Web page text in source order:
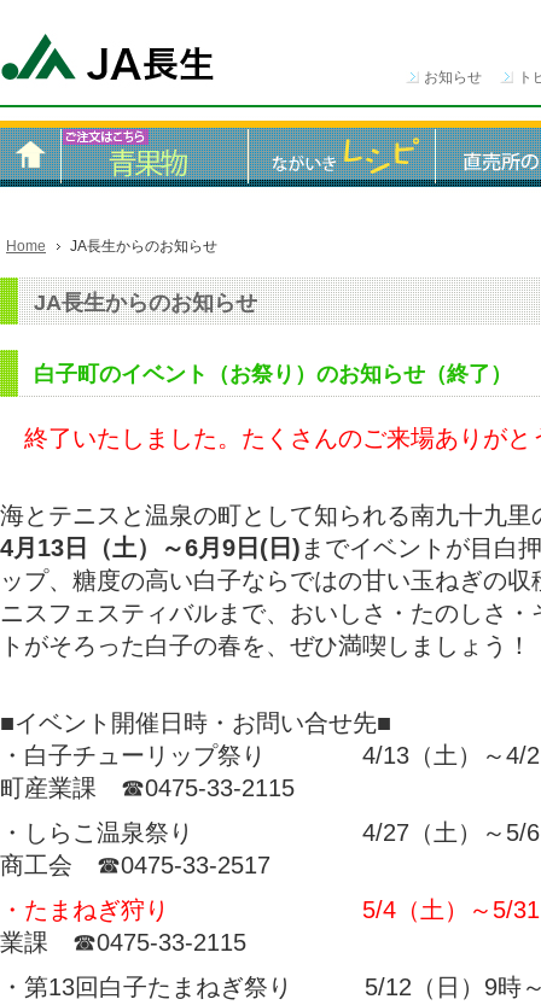
お知らせ ト
Home JA長生からのお知らせ
JA長生からのお知らせ
白子町のイベント（お祭り）のお知らせ（終了）
終了いたしました。たくさんのご来場ありがと
海とテニスと温泉の町として知られる南九十九里
4月13日（土）～6月9日(日) までイベントが目白
ップ、糖度の高い白子ならではの甘い玉ねぎの
ニスフェスティバルまで、おいしさ・たのしさ
トがそろった白子の春を、ぜひ満喫しましょう！
■イベント開催日時・お問い合せ先■
・白子チューリップ祭り 4/13（土）～4/
町産業課 ☎0475-33-2115
・しらこ温泉祭り 4/27（土）～5/6
商工会 ☎0475-33-2517
・たまねぎ狩り 5/4（土）～5/31
業課 ☎0475-33-2115
・第13回白子たまねぎ祭り 5/12（日）9時